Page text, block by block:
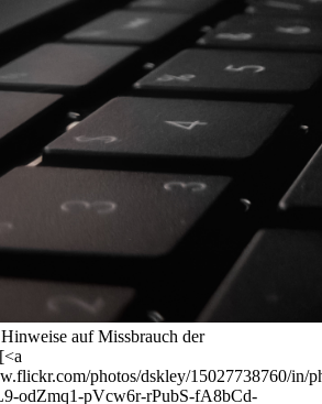
auf Missbrauch der
photos/dskley/15027738760/in/
odZmq1-pVcw6r-rPubS-fA8bCd-